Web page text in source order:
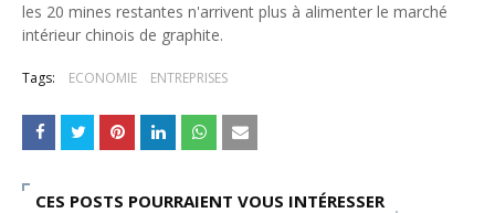
les 20 mines restantes n'arrivent plus à alimenter le marché
intérieur chinois de graphite.
Tags: ECONOMIE ENTREPRISES
CES POSTS POURRAIENT VOUS INTÉRESSER